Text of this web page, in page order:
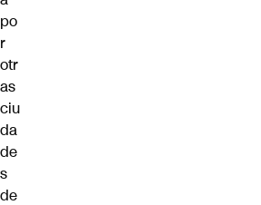
po
r
otr
as
ciu
da
de
s
de